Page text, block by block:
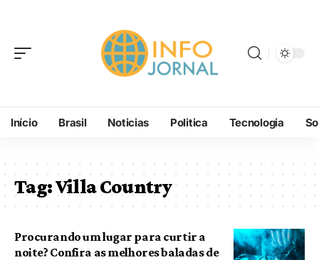
Início Brasil Noticias Politica Tecnologia
Tag:Villa Country
Procurando um lugar para curtir a
noite? Confira as melhores baladas de